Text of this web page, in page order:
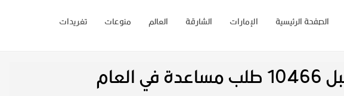
تغريدات منوعات العالم الشارقة الإمارات الصفحة الرئيسية
"خيرية الشارقة" تستقبل 10466 طلب مساعدة في العام